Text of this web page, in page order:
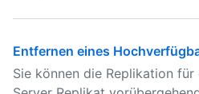
Entfernen eines
Sie können die Replikation